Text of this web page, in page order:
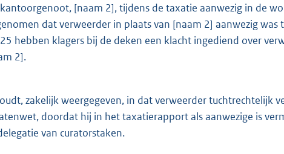
[naam 2], tijdens de taxatie aanwezig in de
dat verweerder in plaats van [naam 2] aanwezig was
hebben klagers bij de deken een klacht ingediend over
2].
zakelijk weergegeven, in dat verweerder tuchtrechtelijk
doordat hij in het taxatierapport als aanwezige is
van curatorstaken.